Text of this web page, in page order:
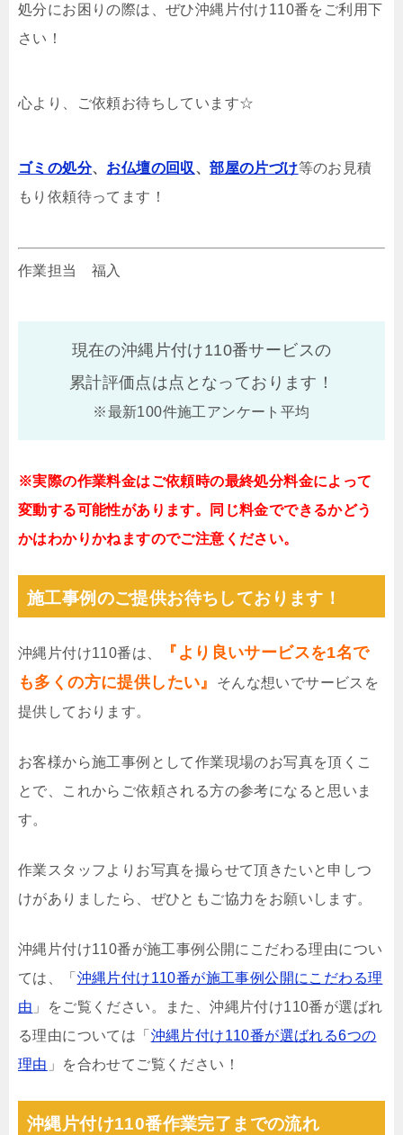
処分にお困りの際は、ぜひ沖縄片付け110番をご利用下
さい！
心より、ご依頼お待ちしています☆
ゴミの処分、 お仏壇の回収、部屋の片づけ等のお見積
もり依頼待ってます！
作業担当 福入
現在の沖縄片付け110番サービスの
累計評価点は点となっております！
※最新100件施工アンケート平均
※実際の作業料金はご依頼時の最終処分料金によって
変動する可能性があります。同じ料金でできるかどう
かはわかりかねますのでご注意ください。
施工事例のご提供お待ちしております！
沖縄片付け110番は、
『より良いサービスを1名で
も多くの方に提供したい』
そんな想いでサービスを
提供しております。
お客様から施工事例として作業現場のお写真を頂くこ
とで、これからご依頼される方の参考になると思いま
す。
作業スタッフよりお写真を撮らせて頂きたいと申しつ
けがありましたら、ぜひともご協力をお願いします。
沖縄片付け110番が施工事例公開にこだわる理由につい
ては、「 沖縄片付け110番が施工事例公開にこだわる理
由 」をご覧ください。また、沖縄片付け110番が選ばれ
る理由については「 沖縄片付け110番が選ばれる6つの
理由 」を合わせてご覧ください！
沖縄片付け110番作業完了までの流れ